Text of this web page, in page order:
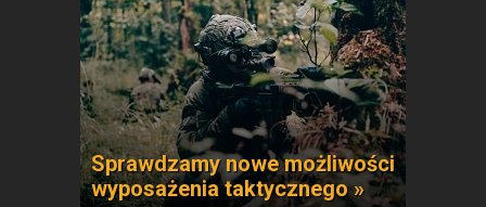
Sprawdzamy nowe możliwości
wyposażenia taktycznego »